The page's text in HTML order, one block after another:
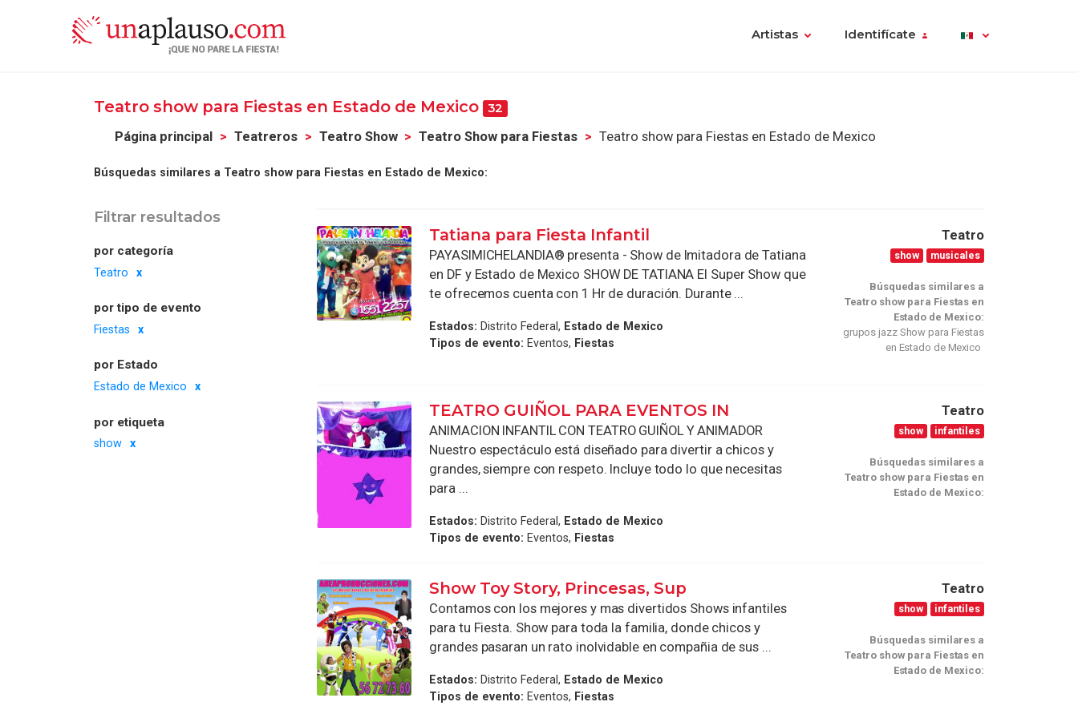
Artistas Identifícate
Teatro show para Fiestas en Estado de Mexico 32
Página principal Teatreros Teatro Show Teatro Show para Fiestas Teatro show para Fiestas en Estado de Mexico
Búsquedas similares a Teatro show para Fiestas en Estado de Mexico:
Filtrar resultados
por categoría
Teatro
por tipo de evento
Fiestas
por Estado
Estado de Mexico
por etiqueta
show
Tatiana para Fiesta Infantil
PAYASIMICHELANDIA® presenta - Show de Imitadora de Tatiana
en DF y Estado de Mexico SHOW DE TATIANA El Super Show que
te ofrecemos cuenta con 1 Hr de duración. Durante ...
Estados: Distrito Federal, Estado de Mexico
Tipos de evento: Eventos, Fiestas
Teatro
show musicales
Búsquedas similares a
Teatro show para Fiestas en
Estado de Mexico:
grupos jazz Show para Fiestas
en Estado de Mexico
TEATRO GUIÑOL PARA EVENTOS IN
ANIMACION INFANTIL CON TEATRO GUIÑOL Y ANIMADOR
Nuestro espectáculo está diseñado para divertir a chicos y
grandes, siempre con respeto. Incluye todo lo que necesitas
para ...
Estados: Distrito Federal, Estado de Mexico
Tipos de evento: Eventos, Fiestas
Teatro
show infantiles
Búsquedas similares a
Teatro show para Fiestas en
Estado de Mexico:
Show Toy Story, Princesas, Sup
Contamos con los mejores y mas divertidos Shows infantiles
para tu Fiesta. Show para toda la familia, donde chicos y
grandes pasaran un rato inolvidable en compañia de sus ...
Estados: Distrito Federal, Estado de Mexico
Tipos de evento: Eventos, Fiestas
Teatro
show infantiles
Búsquedas similares a
Teatro show para Fiestas en
Estado de Mexico: